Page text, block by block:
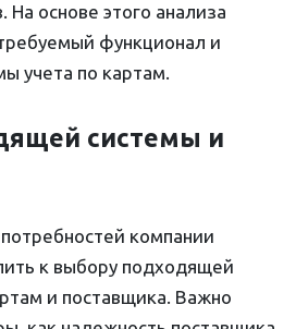
На основе этого анализа
функционал и
учета по картам.
системы и
компании
к выбору подходящей
и поставщика. Важно